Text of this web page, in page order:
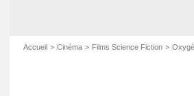
Accueil Cinéma Films Science Fiction